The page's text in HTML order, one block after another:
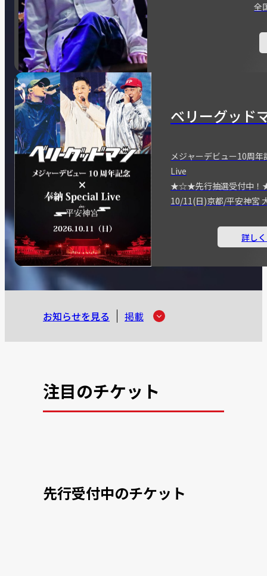
全
ベリーグッド
メジャーデビュー10周
Live
★☆★先行抽選受付中
10/11(日)京都/平安神宮
詳し
お知らせを見る 掲載
注目のチケット
先行受付中のチケット